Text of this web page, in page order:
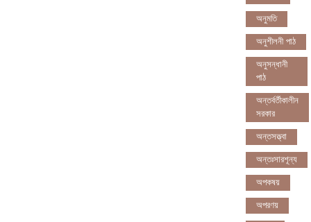
অনুমতি
অনুশীলনী পাঠ
অনুসন্ধানী
পাঠ
অন্তর্বর্তীকালীন
সরকার
অন্তসত্ত্বা
অন্তঃসারশূন্য
অপকষয়
অপরণয়